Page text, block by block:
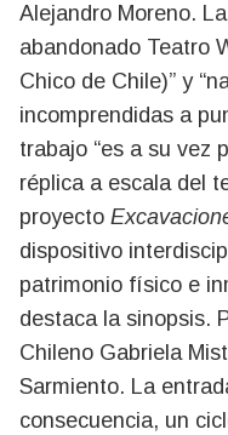
Alejandro Moreno.
abandonado Teatro
Chico de Chile)” y
incomprendidas a
trabajo “es a su vez
réplica a escala del
proyecto
dispositivo
patrimonio físico e
destaca la sinopsis.
Chileno Gabriela
Sarmiento. La
consecuencia, un